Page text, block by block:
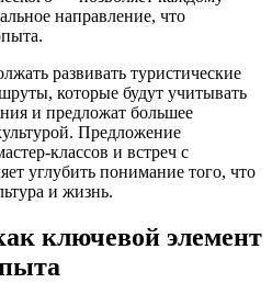
направление, что
развивать туристические
которые будут учитывать
и предложат большее
Предложение
классов и встреч с
углубить понимание того, что
и жизнь.
ключевой элемент